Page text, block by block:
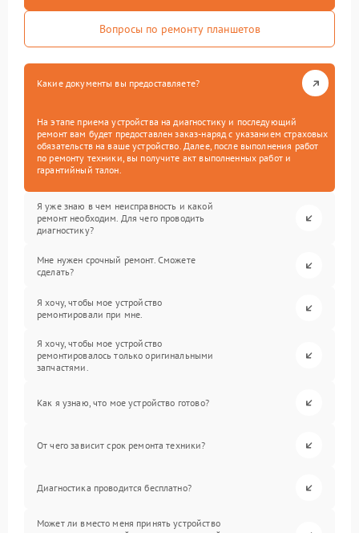
Вопросы по ремонту планшетов
Какие документы вы предоставляете?
На этапе приема устройства на диагностику и последующий
ремонт вам будет предоставлен заказ-наряд с указанием страховых
обязательств на ваше устройство. Далее, после выполнения работ
по ремонту техники, вы получите акт выполненных работ и
гарантийный талон.
Я уже знаю в чем неисправность и какой
ремонт необходим. Для чего проводить
диагностику?
Мне нужен срочный ремонт. Сможете
сделать?
Я хочу, чтобы мое устройство
ремонтировали при мне.
Я хочу, чтобы мое устройство
ремонтировалось только оригинальными
запчастями.
Как я узнаю, что мое устройство готово?
От чего зависит срок ремонта техники?
Диагностика проводится бесплатно?
Может ли вместо меня принять устройство